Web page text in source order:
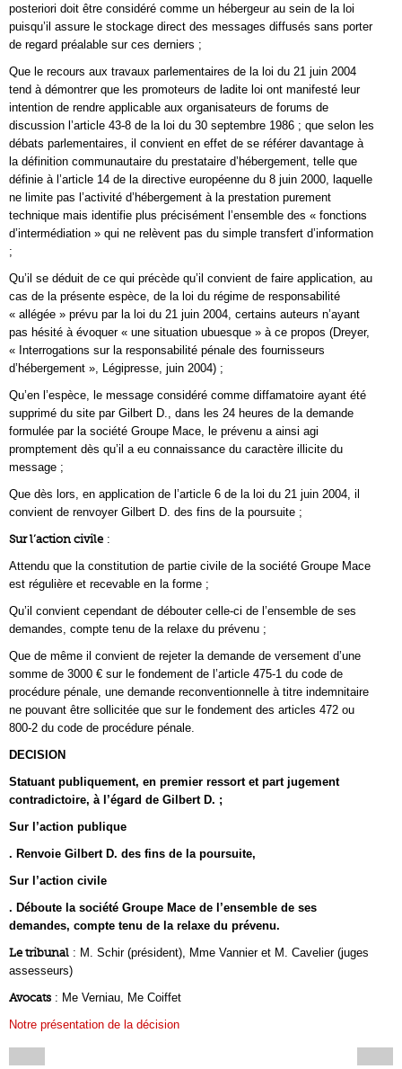
posteriori doit être considéré comme un hébergeur au sein de la loi
puisqu’il assure le stockage direct des messages diffusés sans porter
de regard préalable sur ces derniers ;
Que le recours aux travaux parlementaires de la loi du 21 juin 2004
tend à démontrer que les promoteurs de ladite loi ont manifesté leur
intention de rendre applicable aux organisateurs de forums de
discussion l’article 43-8 de la loi du 30 septembre 1986 ; que selon les
débats parlementaires, il convient en effet de se référer davantage à
la définition communautaire du prestataire d’hébergement, telle que
définie à l’article 14 de la directive européenne du 8 juin 2000, laquelle
ne limite pas l’activité d’hébergement à la prestation purement
technique mais identifie plus précisément l’ensemble des « fonctions
d’intermédiation » qui ne relèvent pas du simple transfert d’information
;
Qu’il se déduit de ce qui précède qu’il convient de faire application, au
cas de la présente espèce, de la loi du régime de responsabilité
« allégée » prévu par la loi du 21 juin 2004, certains auteurs n’ayant
pas hésité à évoquer « une situation ubuesque » à ce propos (Dreyer,
« Interrogations sur la responsabilité pénale des fournisseurs
d’hébergement », Légipresse, juin 2004) ;
Qu’en l’espèce, le message considéré comme diffamatoire ayant été
supprimé du site par Gilbert D., dans les 24 heures de la demande
formulée par la société Groupe Mace, le prévenu a ainsi agi
promptement dès qu’il a eu connaissance du caractère illicite du
message ;
Que dès lors, en application de l’article 6 de la loi du 21 juin 2004, il
convient de renvoyer Gilbert D. des fins de la poursuite ;
Sur l’action civile :
Attendu que la constitution de partie civile de la société Groupe Mace
est régulière et recevable en la forme ;
Qu’il convient cependant de débouter celle-ci de l’ensemble de ses
demandes, compte tenu de la relaxe du prévenu ;
Que de même il convient de rejeter la demande de versement d’une
somme de 3000 € sur le fondement de l’article 475-1 du code de
procédure pénale, une demande reconventionnelle à titre indemnitaire
ne pouvant être sollicitée que sur le fondement des articles 472 ou
800-2 du code de procédure pénale.
DECISION
Statuant publiquement, en premier ressort et part jugement
contradictoire, à l’égard de Gilbert D. ;
Sur l’action publique
. Renvoie Gilbert D. des fins de la poursuite,
Sur l’action civile
. Déboute la société Groupe Mace de l’ensemble de ses
demandes, compte tenu de la relaxe du prévenu.
Le tribunal : M. Schir (président), Mme Vannier et M. Cavelier (juges
assesseurs)
Avocats : Me Verniau, Me Coiffet
Notre présentation de la décision